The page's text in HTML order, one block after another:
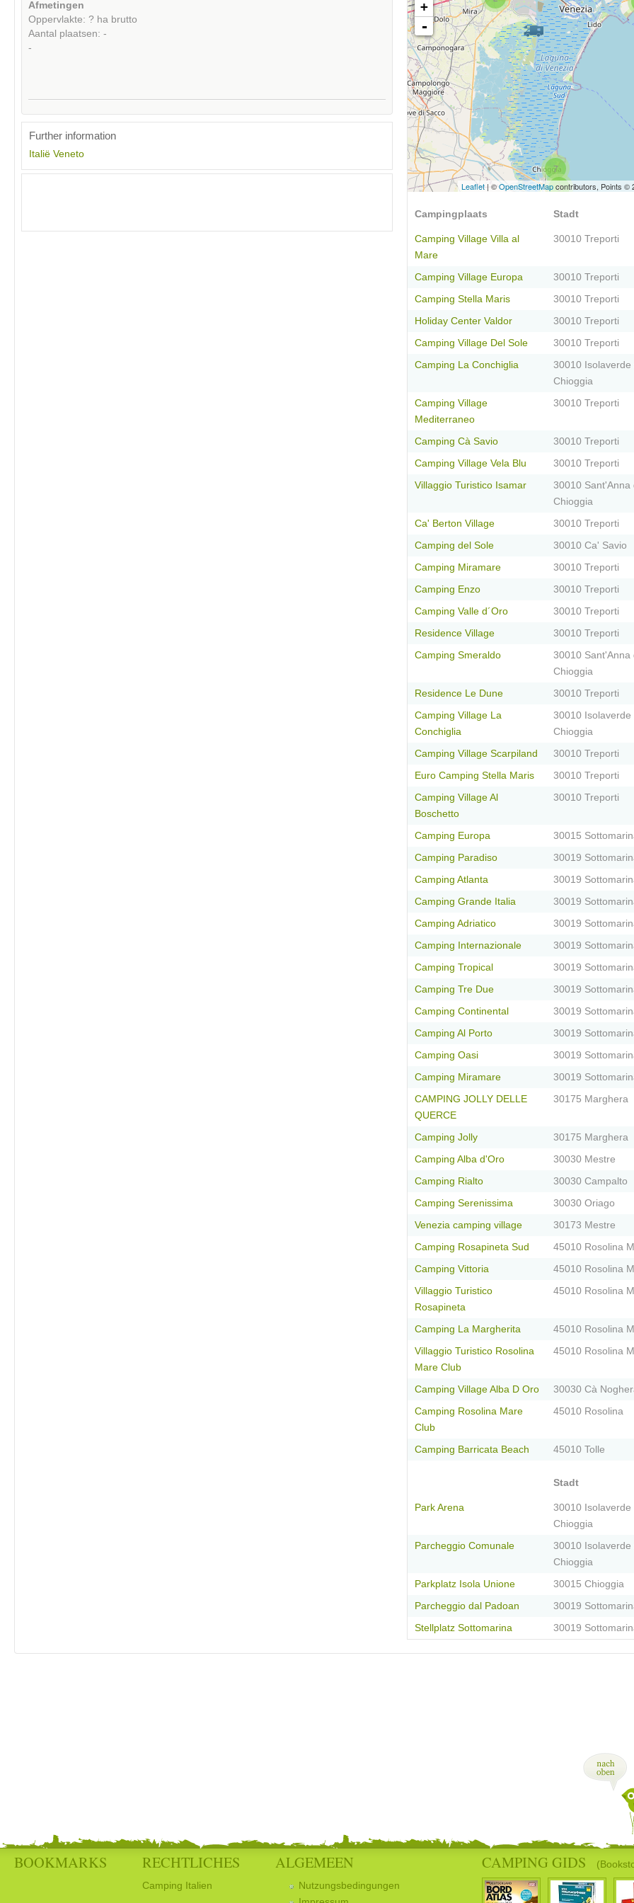
Afmetingen
Oppervlakte: ? ha brutto
Aantal plaatsen: -
-
Further information
Italië Veneto
6
7
+
-
Leaflet| ©OpenStreetMapcontributors, Points ©
Campingplaats Stadt
Camping Village Villa al
Mare
30010 Treporti
Camping Village Europa 30010 Treporti
Camping Stella Maris 30010 Treporti
Holiday Center Valdor 30010 Treporti
Camping Village Del Sole 30010 Treporti
Camping La Conchiglia
30010 Isolaverde
Chioggia
Camping Village
Mediterraneo
30010 Treporti
Camping Cà Savio 30010 Treporti
Camping Village Vela Blu 30010 Treporti
Villaggio Turistico Isamar
30010 Sant'Anna
Chioggia
Ca' Berton Village 30010 Treporti
Camping del Sole 30010 Ca' Savio
Camping Miramare 30010 Treporti
Camping Enzo 30010 Treporti
Camping Valle d´Oro 30010 Treporti
Residence Village 30010 Treporti
Camping Smeraldo
30010 Sant'Anna
Chioggia
Residence Le Dune 30010 Treporti
Camping Village La
Conchiglia
30010 Isolaverde
Chioggia
Camping Village Scarpiland 30010 Treporti
Euro Camping Stella Maris 30010 Treporti
Camping Village Al
Boschetto
30010 Treporti
Camping Europa 30015
Camping Paradiso 30019
Camping Atlanta 30019
Camping Grande Italia 30019
Camping Adriatico 30019
Camping Internazionale 30019
Camping Tropical 30019
Camping Tre Due 30019
Camping Continental 30019
Camping Al Porto 30019
Camping Oasi 30019
Camping Miramare 30019
CAMPING JOLLY DELLE
QUERCE
30175 Marghera
Camping Jolly 30175 Marghera
Camping Alba d'Oro 30030 Mestre
Camping Rialto 30030 Campalto
Camping Serenissima 30030 Oriago
Venezia camping village 30173 Mestre
Camping Rosapineta Sud 45010 Rosolina
Camping Vittoria 45010 Rosolina
Villaggio Turistico
Rosapineta
45010 Rosolina
Camping La Margherita 45010 Rosolina
Villaggio Turistico Rosolina
Mare Club
45010 Rosolina
Camping Village Alba D Oro 30030 Cà
Camping Rosolina Mare
Club
45010 Rosolina
Camping Barricata Beach 45010 Tolle
Stadt
Park Arena
30010 Isolaverde
Chioggia
Parcheggio Comunale
30010 Isolaverde
Chioggia
Parkplatz Isola Unione 30015 Chioggia
Parcheggio dal Padoan 30019
Stellplatz Sottomarina 30019
BOOKMARKS RECHTLICHES
Camping Italien
ALGEMEEN
Nutzungsbedingungen
CAMPING GIDS